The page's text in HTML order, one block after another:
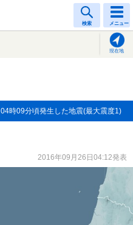
検索 メニュー
現在地
04時09分頃発生した地震(最大震度1)
2016年09月26日04:12発表